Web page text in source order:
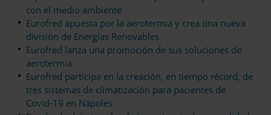
con el medio ambiente
Eurofred apuesta por la aerotermia y crea una nueva
división de Energías Renovables
Eurofred lanza una promoción de sus soluciones de
aerotermia
Eurofred participa en la creación, en tiempo récord, de
tres sistemas de climatización para pacientes de
Covid-19 en Nápoles